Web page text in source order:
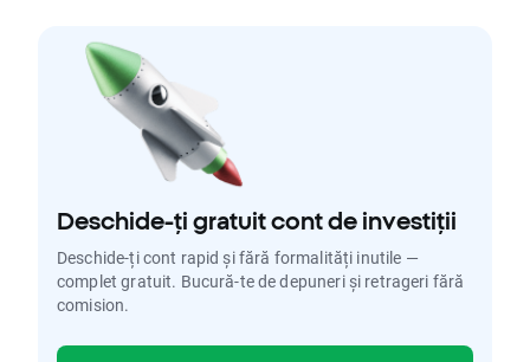
Deschide-ți gratuit cont de investiții
Deschide-ți cont rapid și fără formalități inutile —
complet gratuit. Bucură-te de depuneri și retrageri fără
comision.